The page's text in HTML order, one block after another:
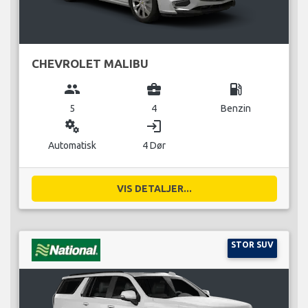
CHEVROLET MALIBU
group
5
business_center
4
local_gas_station
Benzin
miscellaneous_services
Automatisk
login
4 Dør
VIS DETALJER...
STOR SUV